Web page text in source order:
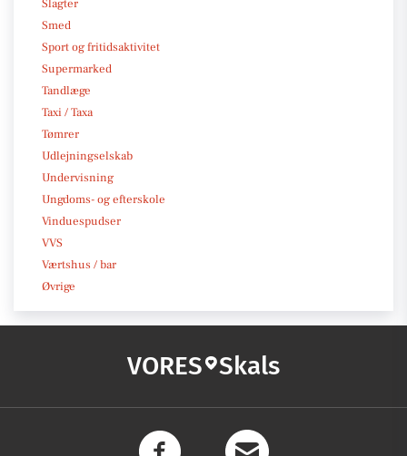
Slagter
Smed
Sport og fritidsaktivitet
Supermarked
Tandlæge
Taxi / Taxa
Tømrer
Udlejningselskab
Undervisning
Ungdoms- og efterskole
Vinduespudser
VVS
Værtshus / bar
Øvrige
VORES Skals